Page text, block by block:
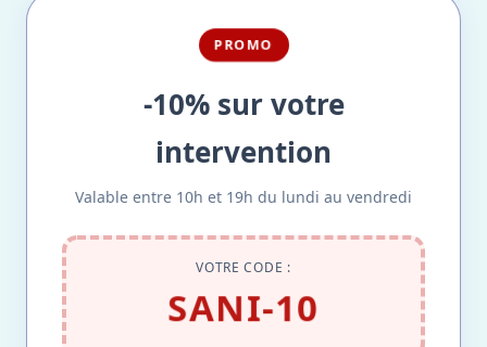
PROMO
-10% sur votre
intervention
Valable entre 10h et 19h du lundi au vendredi
VOTRE CODE :
SANI-10